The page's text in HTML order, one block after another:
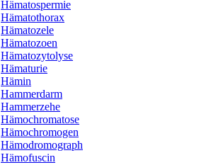
Hämatospermie
Hämatothorax
Hämatozele
Hämatozoen
Hämatozytolyse
Hämaturie
Hämin
Hammerdarm
Hammerzehe
Hämochromatose
Hämochromogen
Hämodromograph
Hämofuscin